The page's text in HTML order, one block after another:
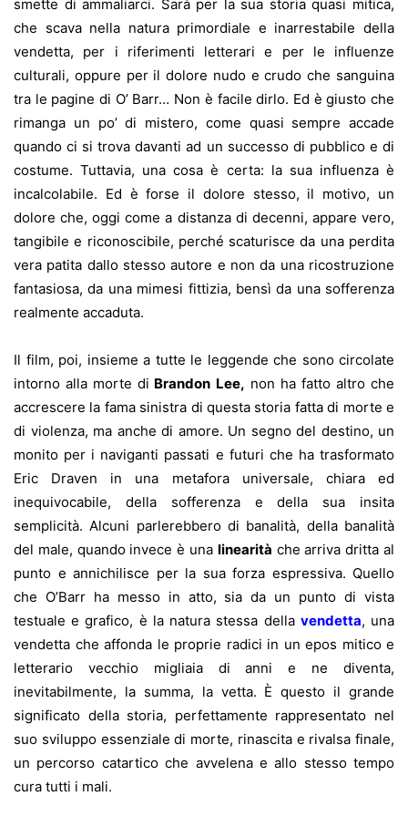
smette di ammaliarci. Sarà per la sua storia quasi mitica,
che scava nella natura primordiale e inarrestabile della
vendetta, per i riferimenti letterari e per le influenze
culturali, oppure per il dolore nudo e crudo che sanguina
tra le pagine di O’ Barr… Non è facile dirlo. Ed è giusto che
rimanga un po’ di mistero, come quasi sempre accade
quando ci si trova davanti ad un successo di pubblico e di
costume. Tuttavia, una cosa è certa: la sua influenza è
incalcolabile. Ed è forse il dolore stesso, il motivo, un
dolore che, oggi come a distanza di decenni, appare vero,
tangibile e riconoscibile, perché scaturisce da una perdita
vera patita dallo stesso autore e non da una ricostruzione
fantasiosa, da una mimesi fittizia, bensì da una sofferenza
realmente accaduta.
Il film, poi, insieme a tutte le leggende che sono circolate
intorno alla morte di Brandon Lee, non ha fatto altro che
accrescere la fama sinistra di questa storia fatta di morte e
di violenza, ma anche di amore. Un segno del destino, un
monito per i naviganti passati e futuri che ha trasformato
Eric Draven in una metafora universale, chiara ed
inequivocabile, della sofferenza e della sua insita
semplicità. Alcuni parlerebbero di banalità, della banalità
del male, quando invece è una linearità che arriva dritta al
punto e annichilisce per la sua forza espressiva. Quello
che O’Barr ha messo in atto, sia da un punto di vista
testuale e grafico, è la natura stessa della vendetta, una
vendetta che affonda le proprie radici in un epos mitico e
letterario vecchio migliaia di anni e ne diventa,
inevitabilmente, la summa, la vetta. È questo il grande
significato della storia, perfettamente rappresentato nel
suo sviluppo essenziale di morte, rinascita e rivalsa finale,
un percorso catartico che avvelena e allo stesso tempo
cura tutti i mali.